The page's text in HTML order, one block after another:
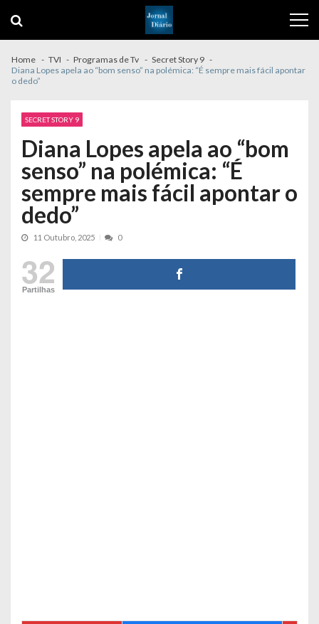
navigation
content
Home TVI Programas de Tv
Secret Story 9
Diana Lopes apela ao “bom senso” na polémica: “É sempre mais fácil apontar
o dedo”
SECRET STORY 9
Diana Lopes apela ao “bom
senso” na polémica: “É
sempre mais fácil apontar o
dedo”
11 Outubro, 2025 0
32
Partilhas